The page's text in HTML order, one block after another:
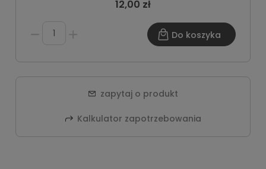
12,00 zł
Do koszyka
zapytaj o produkt
Kalkulator zapotrzebowania